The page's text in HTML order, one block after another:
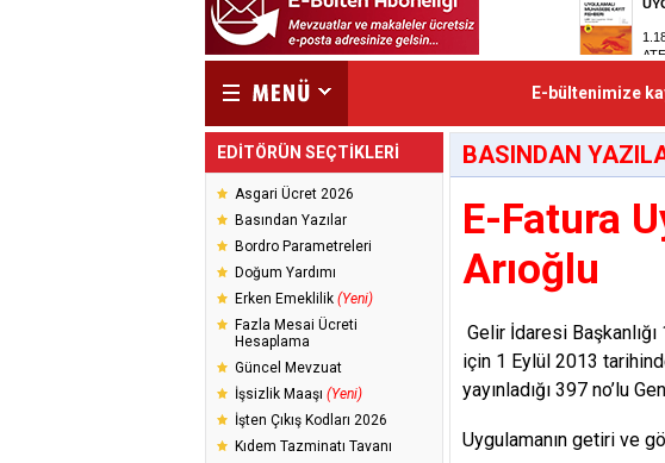
E-bültenimize
EDİTÖRÜN SEÇTİKLERİ
Asgari Ücret 2026
Basından Yazılar
Bordro Parametreleri
Doğum Yardımı
Erken Emeklilik (Yeni)
Fazla Mesai Ücreti
Hesaplama
Güncel Mevzuat
İşsizlik Maaşı (Yeni)
İşten Çıkış Kodları 2026
Kıdem Tazminatı Tavanı
BASINDAN
E-Fatura
Arıoğlu
Gelir İdaresi
için 1 Eylül 2013
yayınladığı 397 no’lu
Uygulamanın getiri ve